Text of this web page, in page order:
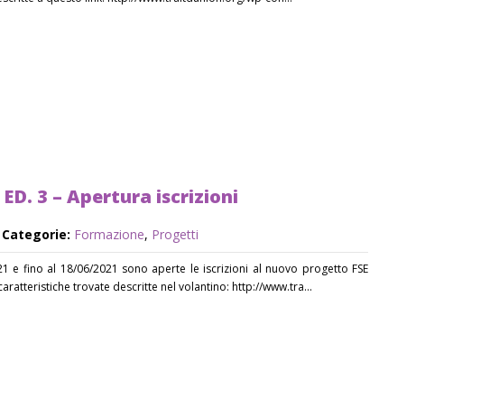
ED. 3 – Apertura iscrizioni
Categorie: Formazione, Progetti
e fino al 18/06/2021 sono aperte le iscrizioni al nuovo progetto FSE
caratteristiche trovate descritte nel volantino: http://www.tra...